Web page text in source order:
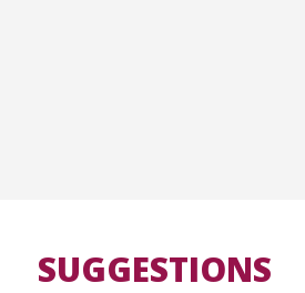
SUGGESTIONS